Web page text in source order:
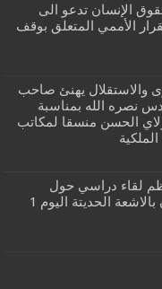
الإنسان تدعو الى
الأممي المتعلق بوقف
والاستقلال يهنئ صاحب
نصره الله بمناسبة
الحسن منسقا لمكاتب
لقاء دراسي حول
مستجدات علاج السرطان بالاشعة الحديتة اليوم 1